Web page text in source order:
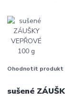
Ohodnotit produkt
sušené